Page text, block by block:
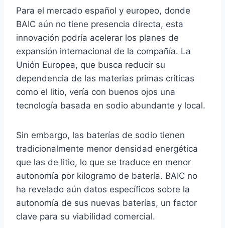
Para el mercado español y europeo, donde
BAIC aún no tiene presencia directa, esta
innovación podría acelerar los planes de
expansión internacional de la compañía. La
Unión Europea, que busca reducir su
dependencia de las materias primas críticas
como el litio, vería con buenos ojos una
tecnología basada en sodio abundante y local.
Sin embargo, las baterías de sodio tienen
tradicionalmente menor densidad energética
que las de litio, lo que se traduce en menor
autonomía por kilogramo de batería. BAIC no
ha revelado aún datos específicos sobre la
autonomía de sus nuevas baterías, un factor
clave para su viabilidad comercial.